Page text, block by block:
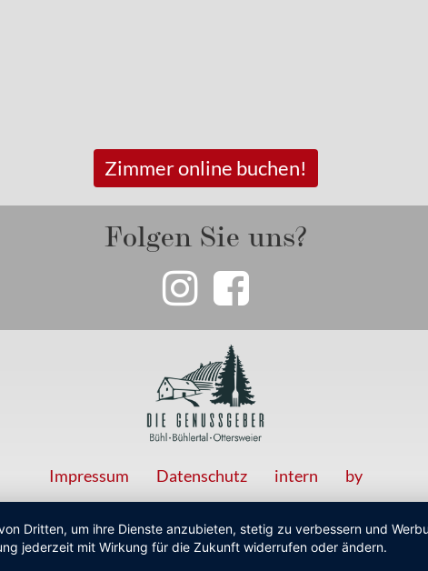
Zimmer online buchen!
Folgen Sie uns?
Impressum Datenschutz intern by
Dritten, um ihre Dienste anzubieten, stetig zu verbessern und
jederzeit mit Wirkung für die Zukunft widerrufen oder ändern.